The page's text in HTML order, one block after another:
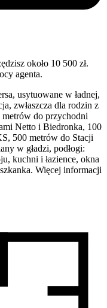
około 10 500 zł.
agenta.
usytuowane w ładnej,
zwłaszcza dla rodzin z
metrów do przychodni
Netto i Biedronka, 100
500 metrów do Stacji
w gładzi, podłogi:
kuchni i łazience, okna
Więcej informacji